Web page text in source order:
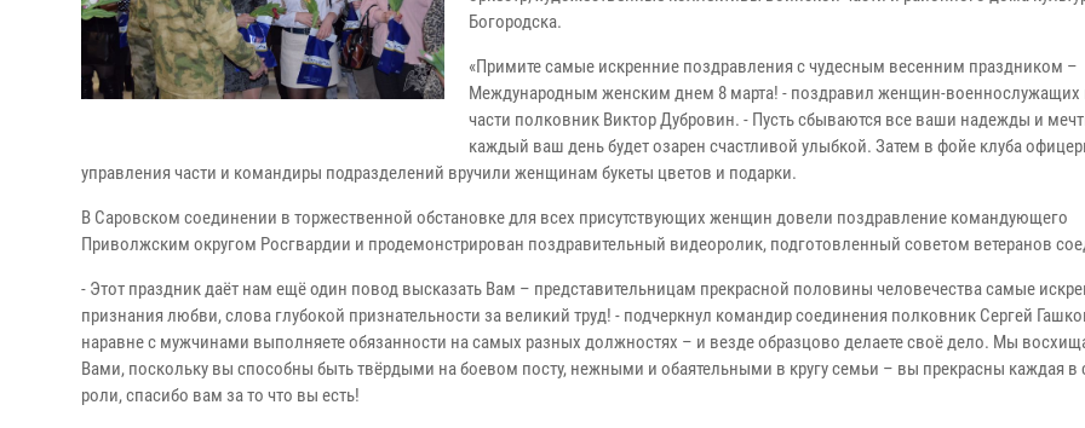
Богородска.
«Примите самые искренние поздравления с чудесным весенним праздником –
Международным женским днем 8 марта! - поздравил женщин-военнослужащих
части полковник Виктор Дубровин. - Пусть сбываются все ваши надежды и
каждый ваш день будет озарен счастливой улыбкой. Затем в фойе клуба
управления части и командиры подразделений вручили женщинам букеты цветов и подарки.
В Саровском соединении в торжественной обстановке для всех присутствующих женщин довели поздравление командующего
Приволжским округом Росгвардии и продемонстрирован поздравительный видеоролик, подготовленный советом ветеранов
- Этот праздник даёт нам ещё один повод высказать Вам – представительницам прекрасной половины человечества самые
признания любви, слова глубокой признательности за великий труд! - подчеркнул командир соединения полковник Сергей
наравне с мужчинами выполняете обязанности на самых разных должностях – и везде образцово делаете своё дело. Мы
Вами, поскольку вы способны быть твёрдыми на боевом посту, нежными и обаятельными в кругу семьи – вы прекрасны каждая в
роли, спасибо вам за то что вы есть!